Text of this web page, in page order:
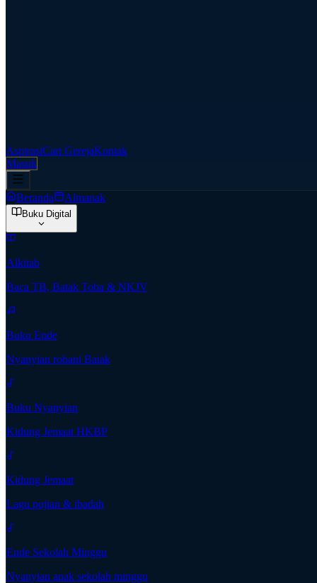
AspirasiCari GerejaKontak
Masuk
Beranda Almanak
Buku Digital
Alkitab
Baca TB, Batak Toba & NKJV
Buku Ende
Nyanyian rohani Batak
Buku Nyanyian
Kidung Jemaat HKBP
Kidung Jemaat
Lagu pujian & ibadah
Ende Sekolah Minggu
Nyanyian anak sekolah minggu